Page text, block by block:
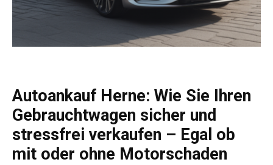
Autoankauf Herne: Wie Sie Ihren
Gebrauchtwagen sicher und
stressfrei verkaufen – Egal ob
mit oder ohne Motorschaden